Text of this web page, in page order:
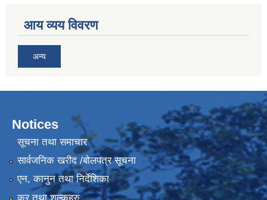
आय व्यय विवरण
अन्य
Notices
सूचना तथा समाचार
सार्वजनिक खरीद /बोलपत्र सूचना
एन, कानुन तथा निर्देशिका
कर तथा शुल्कहरु